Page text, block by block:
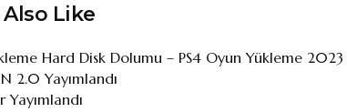
Like
Hard Disk Dolumu – PS4 Oyun Yükleme 2023
2.0 Yayımlandı
Yayımlandı